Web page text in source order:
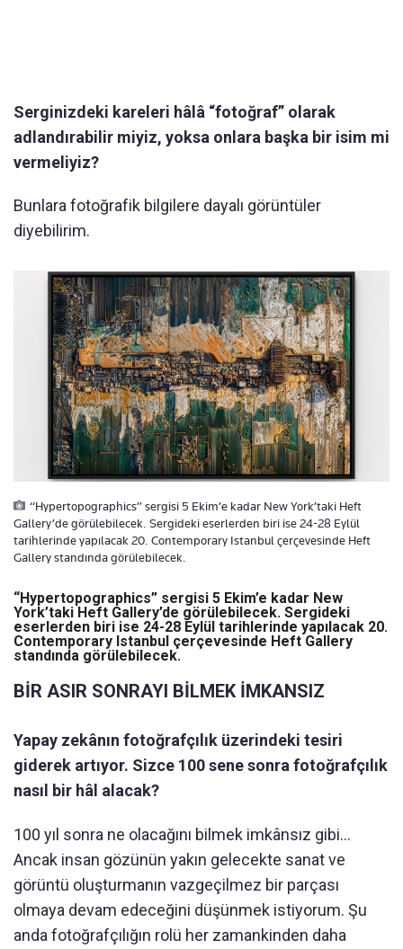
Serginizdeki kareleri hâlâ “fotoğraf” olarak
adlandırabilir miyiz, yoksa onlara başka bir isim mi
vermeliyiz?
Bunlara fotoğrafik bilgilere dayalı görüntüler
diyebilirim.
“Hypertopographics” sergisi 5 Ekim’e kadar New York’taki Heft
Gallery’de görülebilecek. Sergideki eserlerden biri ise 24-28 Eylül
tarihlerinde yapılacak 20. Contemporary Istanbul çerçevesinde Heft
Gallery standında görülebilecek.
“Hypertopographics” sergisi 5 Ekim’e kadar New
York’taki Heft Gallery’de görülebilecek. Sergideki
eserlerden biri ise 24-28 Eylül tarihlerinde yapılacak 20.
Contemporary Istanbul çerçevesinde Heft Gallery
standında görülebilecek.
BİR ASIR SONRAYI BİLMEK İMKANSIZ
Yapay zekânın fotoğrafçılık üzerindeki tesiri
giderek artıyor. Sizce 100 sene sonra fotoğrafçılık
nasıl bir hâl alacak?
100 yıl sonra ne olacağını bilmek imkânsız gibi…
Ancak insan gözünün yakın gelecekte sanat ve
görüntü oluşturmanın vazgeçilmez bir parçası
olmaya devam edeceğini düşünmek istiyorum. Şu
anda fotoğrafçılığın rolü her zamankinden daha